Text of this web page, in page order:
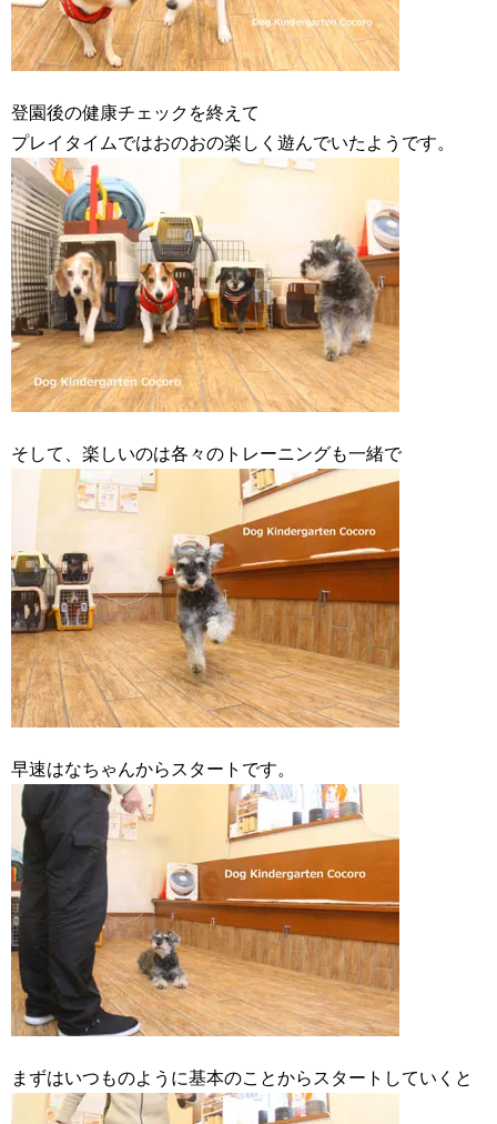
登園後の健康チェックを終えて
プレイタイムではおのおの楽しく遊んでいたようです。
そして、楽しいのは各々のトレーニングも一緒で
早速はなちゃんからスタートです。
まずはいつものように基本のことからスタートしていくと